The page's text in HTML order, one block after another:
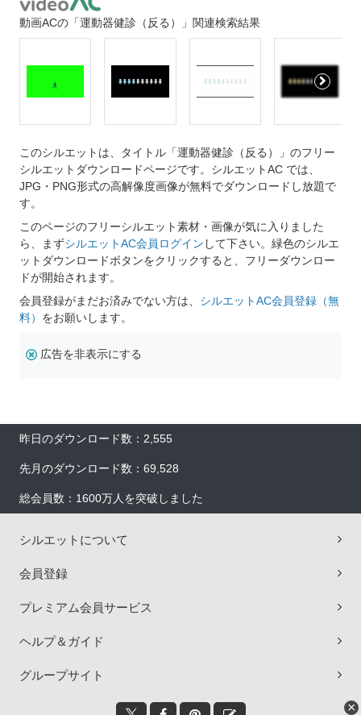
動画ACの「運動器健診（反る）」関連検索結果
このシルエットは、タイトル「運動器健診（反る）」のフリー
シルエットダウンロードページです。シルエットAC では、
JPG・PNG形式の高解像度画像が無料でダウンロードし放題で
す。
このページのフリーシルエット素材・画像が気に入りました
ら、まずシルエットAC会員ログイン して下さい。緑色のシルエ
ットダウンロードボタンをクリックすると、フリーダウンロー
ドが開始されます。
会員登録がまだお済みでない方は、 シルエットAC会員登録（無
料） をお願いします。
広告を非表示にする
昨日のダウンロード数：2,555
先月のダウンロード数：69,528
総会員数：1600万人を突破しました
シルエットについて
会員登録
プレミアム会員サービス
ヘルプ＆ガイド
グループサイト
×